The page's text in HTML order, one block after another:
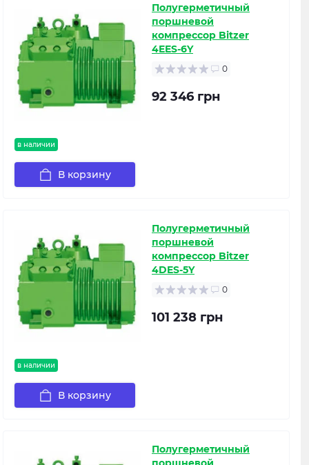
в наличии
Полугерметичный
поршневой
компрессор Bitzer
4EES-6Y
0
92 346 грн
В корзину
в наличии
Полугерметичный
поршневой
компрессор Bitzer
4DES-5Y
0
101 238 грн
В корзину
Полугерметичный